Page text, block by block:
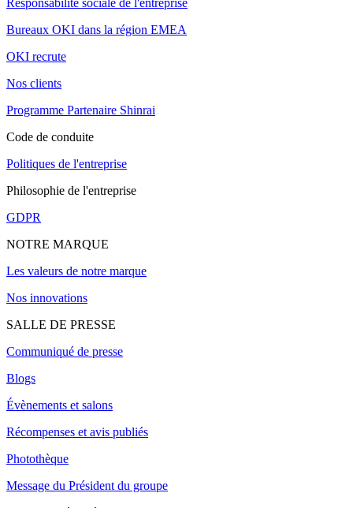
Responsabilité sociale de l'entreprise
Bureaux OKI dans la région EMEA
OKI recrute
Nos clients
Programme Partenaire Shinrai
Code de conduite
Politiques de l'entreprise
Philosophie de l'entreprise
GDPR
NOTRE MARQUE
Les valeurs de notre marque
Nos innovations
SALLE DE PRESSE
Communiqué de presse
Blogs
Évènements et salons
Récompenses et avis publiés
Photothèque
Message du Président du groupe